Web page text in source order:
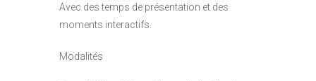
Avec des temps de présentation et des
moments interactifs.
Modalités